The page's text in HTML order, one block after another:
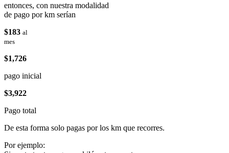
entonces, con nuestra modalidad
de pago por km serían
$183 al
mes
$1,726
pago inicial
$3,922
Pago total
De esta forma solo pagas por los km que recorres.
Por ejemplo: